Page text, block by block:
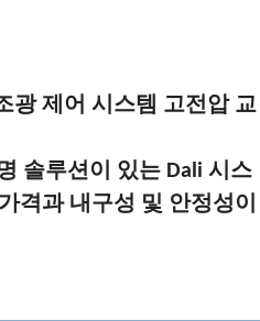
광 제어 시스템 고전압 교
솔루션이 있는 Dali 시스
격과 내구성 및 안정성이